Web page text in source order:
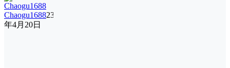
Chaogu168823
年4月20日